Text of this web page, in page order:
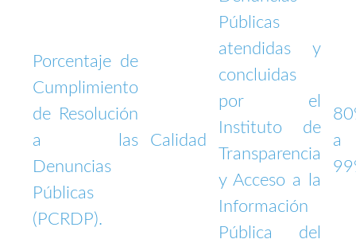
Porcentaje de
Cumplimiento
de Resolución
a las
Denuncias
Públicas
(PCRDP).
Calidad
Públicas
atendidas y
concluidas
por el
Instituto de
Transparencia
y Acceso a la
Información
Pública del
a